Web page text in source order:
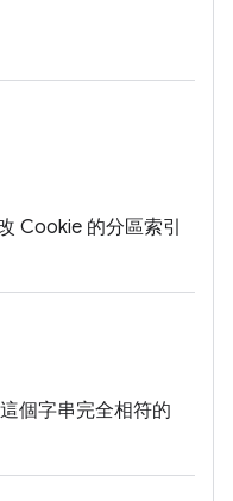
Cookie 的分區索引
個字串完全相符的